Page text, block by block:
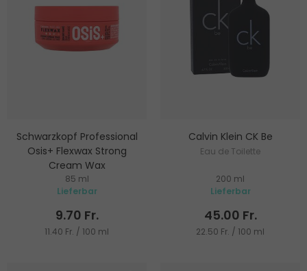
Schwarzkopf Professional
Osis+ Flexwax Strong
Cream Wax
Haarwachs für starke
Fixierung
85 ml
Lieferbar
9.70 Fr.
11.40 Fr. / 100 ml
Calvin Klein CK Be
Eau de Toilette
200 ml
Lieferbar
45.00 Fr.
22.50 Fr. / 100 ml